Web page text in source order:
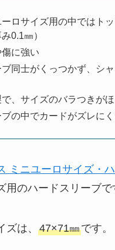
ーロサイズ用の中ではト
0.1㎜）
に強い
ブ同士がくっつかず、シ
で、サイズのバラつきが
ブの中でカードがズレに
ミニユーロサイズ・
用のハードスリーブで
ズは、 47×71㎜です。